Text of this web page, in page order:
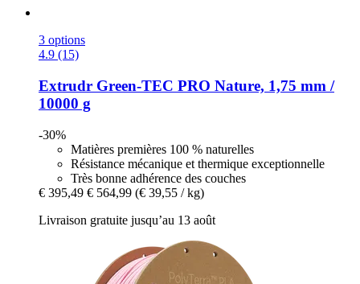
3 options
4.9 (15)
Extrudr Green-​TEC PRO Nature, 1,75 mm /
10000 g
-30%
Matières premières 100 % naturelles
Résistance mécanique et thermique exceptionnelle
Très bonne adhérence des couches
€ 395,49 € 564,99 (€ 39,55 / kg)
Livraison gratuite jusqu’au 13 août